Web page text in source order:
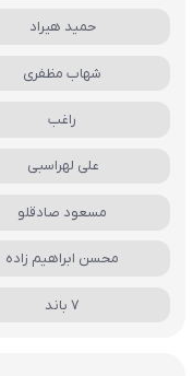
حمید هیراد
شهاب مظفری
راغب
علی لهراسبی
مسعود صادقلو
محسن ابراهیم زاده
7 باند